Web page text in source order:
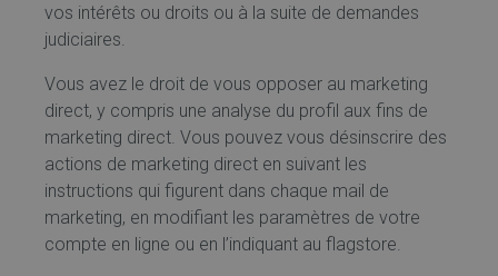
vos intérêts ou droits ou à la suite de demandes
judiciaires.
Vous avez le droit de vous opposer au marketing
direct, y compris une analyse du profil aux fins de
marketing direct. Vous pouvez vous désinscrire des
actions de marketing direct en suivant les
instructions qui figurent dans chaque mail de
marketing, en modifiant les paramètres de votre
compte en ligne ou en l’indiquant au flagstore.